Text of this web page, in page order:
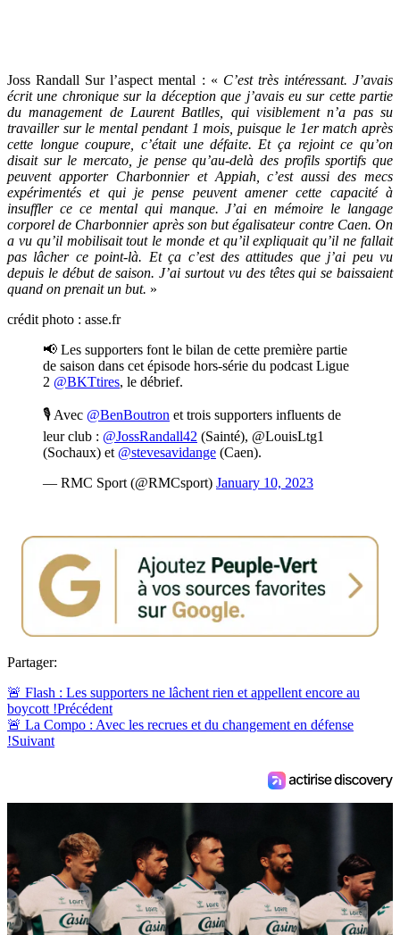
Joss Randall Sur l’aspect mental : « C’est très intéressant. J’avais
écrit une chronique sur la déception que j’avais eu sur cette partie
du management de Laurent Batlles, qui visiblement n’a pas su
travailler sur le mental pendant 1 mois, puisque le 1er match après
cette longue coupure, c’était une défaite. Et ça rejoint ce qu’on
disait sur le mercato, je pense qu’au-delà des profils sportifs que
peuvent apporter Charbonnier et Appiah, c’est aussi des mecs
expérimentés et qui je pense peuvent amener cette capacité à
insuffler ce ce mental qui manque. J’ai en mémoire le langage
corporel de Charbonnier après son but égalisateur contre Caen. On
a vu qu’il mobilisait tout le monde et qu’il expliquait qu’il ne fallait
pas lâcher ce point-là. Et ça c’est des attitudes que j’ai peu vu
depuis le début de saison. J’ai surtout vu des têtes qui se baissaient
quand on prenait un but. »
crédit photo : asse.fr
📢 Les supporters font le bilan de cette première partie
de saison dans cet épisode hors-série du podcast Ligue
2 @BKTtires, le débrief.
🎙 Avec @BenBoutron et trois supporters influents de
leur club : @JossRandall42 (Sainté), @LouisLtg1
(Sochaux) et @stevesavidange (Caen).
— RMC Sport (@RMCsport) January 10, 2023
Partager:
🚨 Flash : Les supporters ne lâchent rien et appellent encore au
boycott !Précédent
🚨 La Compo : Avec les recrues et du changement en défense
!Suivant